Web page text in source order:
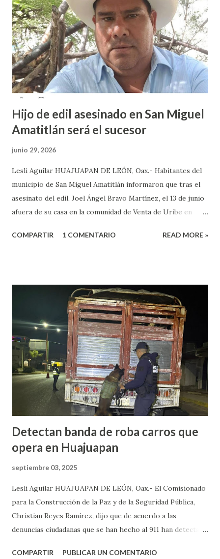
autoridades educativas hicieran nada. Valeria Palma informó
que durante los 5 años que llevan realizando la marcha
feminista la Escuela Preparatoria 3 es una de las escuelas
que más denuncias recibe por tema de acosos sexual, por lo
que decidieron acudir a la institución y acuerpar a las e...
Hijo de edil asesinado en San Miguel
Amatitlán será el sucesor
junio 29, 2026
Lesli Aguilar HUAJUAPAN DE LEÓN, Oax.- Habitantes del
municipio de San Miguel Amatitlán informaron que tras el
asesinato del edil, Joel Ángel Bravo Martínez, el 13 de junio
afuera de su casa en la comunidad de Venta de Uribe en
el que tome protesta para poder concluir el gobierno
día, quien sacó un arma de fuego y disparo contra él, por lo
que las lesiones provocadas por este ataque armado
originaron que el edil perdiera la vida en el lugar. Además,
el presidente municipal el 6 de mayo venía viajando sobre la
carretera Huajuapan-Puebla a la altura del municipio de
Petlalcingo , Puebla, cuando sujetos fuertemente armados
lo bajaron de sus camioneta y los secuestraron con fines de
extorsión, donde le pedían una can...
COMPARTIR 1 COMENTARIO READ MORE »
Detectan banda de roba carros que
opera en Huajuapan
septiembre 03, 2025
Lesli Aguilar HUAJUAPAN DE LEÓN, Oax.- El Comisionado
para la Construcción de la Paz y de la Seguridad Pública,
Christian Reyes Ramírez, dijo que de acuerdo a las
denuncias ciudadanas que se han hecho al 911 han detectado
dedican a robar carros y motocicletas, los cuales, operan en
COMPARTIR PUBLICAR UN COMENTARIO